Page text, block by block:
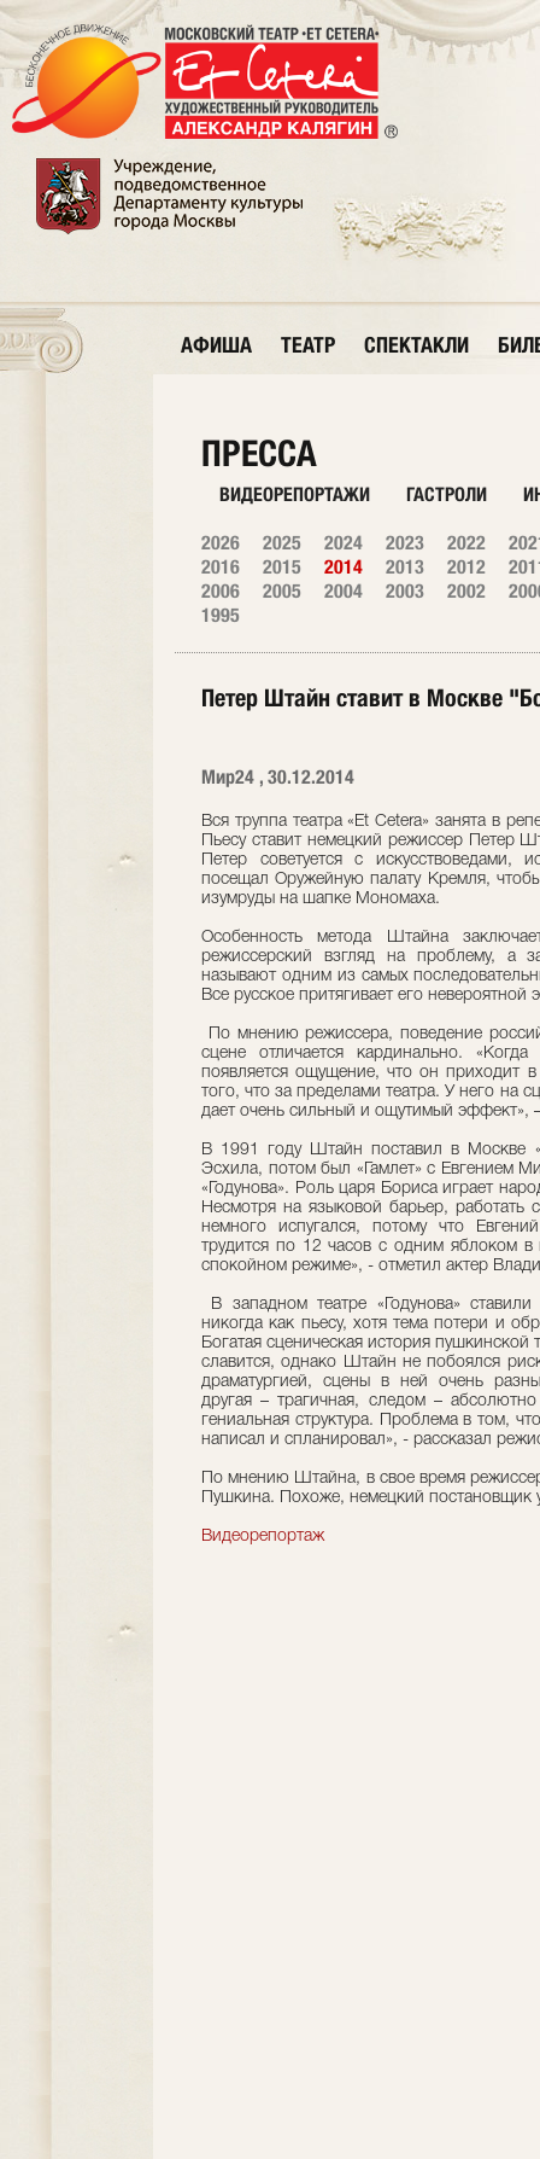
АФИША ТЕАТР СПЕКТАКЛИ
ПРЕССА
ВИДЕОРЕПОРТАЖИ ГАСТРОЛИ
2026 2025 2024 2023 2022
2016
2015 2014 2013 2012
2006
2005 2004 2003 2002
1995
Петер Штайн ставит в Москве
Мир24 , 30.12.2014
Вся труппа театра «Et Cetera» занята в
Пьесу ставит немецкий режиссер Петер
Петер советуется с
посещал Оружейную палату Кремля,
изумруды на шапке Мономаха.
Особенность метода Штайна
режиссерский взгляд на проблему, а
называют одним из самых
Все русское притягивает его
По мнению режиссера, поведение
сцене отличается кардинально.
появляется ощущение, что он приходит
того, что за пределами театра. У него на
дает очень сильный и ощутимый эффект»,
В 1991 году Штайн поставил в Москве
Эсхила, потом был «Гамлет» с Евгением
«Годунова». Роль царя Бориса играет
Несмотря на языковой барьер,
немного испугался, потому что
трудится по 12 часов с одним яблоком
спокойном режиме», - отметил актер
В западном театре «Годунова»
никогда как пьесу, хотя тема потери и
Богатая сценическая история
славится, однако Штайн не побоялся
драматургией, сцены в ней очень
другая – трагичная, следом –
гениальная структура. Проблема в том,
написал и спланировал», - рассказал
По мнению Штайна, в свое время
Пушкина. Похоже, немецкий постановщик
Видеорепортаж